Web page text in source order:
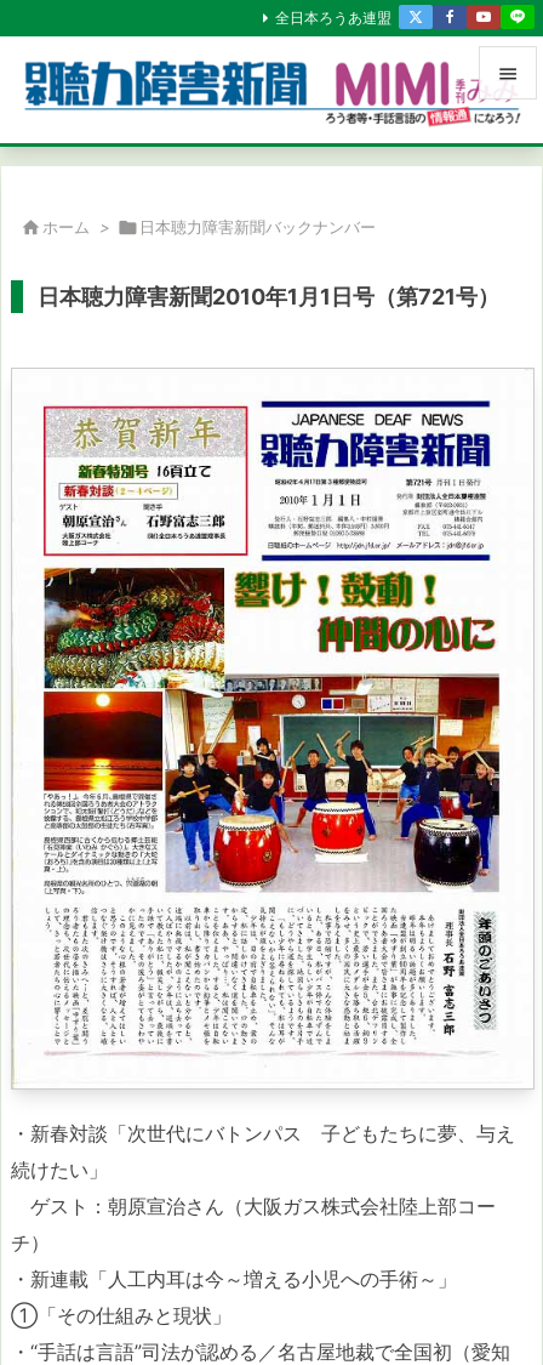


メニュ

全日本ろうあ連盟
 ホーム >  日本聴力障害新聞バックナンバー
日本聴力障害新聞2010年1月1日号（第721号）
・新春対談「次世代にバトンパス 子どもたちに夢、与え
続けたい」
ゲスト：朝原宣治さん（大阪ガス株式会社陸上部コー
チ）
・新連載「人工内耳は今～増える小児への手術～」
①「その仕組みと現状」
・“手話は言語”司法が認める／名古屋地裁で全国初（愛知